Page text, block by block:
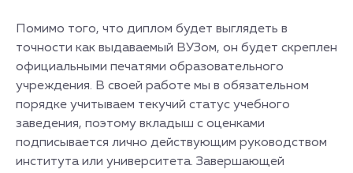
Помимо того, что диплом будет выглядеть в
точности как выдаваемый ВУЗом, он будет скреплен
официальными печатями образовательного
учреждения. В своей работе мы в обязательном
порядке учитываем текучий статус учебного
заведения, поэтому вкладыш с оценками
подписывается лично действующим руководством
института или университета. Завершающей